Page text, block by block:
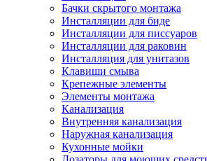
Бачки скрытого монтажа
Инсталляции для биде
Инсталляции для писсуаров
Инсталляции для раковин
Инсталляция для унитазов
Клавиши смыва
Крепежные элементы
Элементы монтажа
Канализация
Внутренняя канализация
Наружная канализация
Кухонные мойки